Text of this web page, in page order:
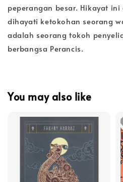
peperangan besar. Hikayat
dihayati ketokohan seorang
adalah seorang tokoh
berbangsa Perancis.
You may also like